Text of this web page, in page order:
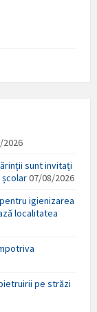
2026
sunt invitați
07/08/2026
igienizarea
localitatea
pe străzi